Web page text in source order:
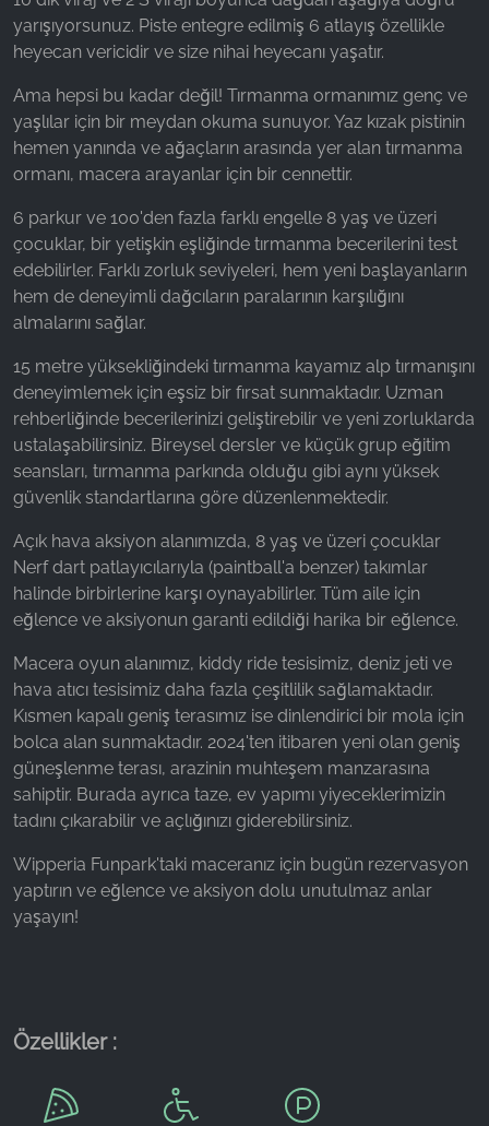
yarışıyorsunuz. Piste entegre edilmiş 6 atlayış özellikle
heyecan vericidir ve size nihai heyecanı yaşatır.
Ama hepsi bu kadar değil! Tırmanma ormanımız genç ve
yaşlılar için bir meydan okuma sunuyor. Yaz kızak pistinin
hemen yanında ve ağaçların arasında yer alan tırmanma
ormanı, macera arayanlar için bir cennettir.
6 parkur ve 100'den fazla farklı engelle 8 yaş ve üzeri
çocuklar, bir yetişkin eşliğinde tırmanma becerilerini test
edebilirler. Farklı zorluk seviyeleri, hem yeni başlayanların
hem de deneyimli dağcıların paralarının karşılığını
almalarını sağlar.
15 metre yüksekliğindeki tırmanma kayamız alp tırmanışını
deneyimlemek için eşsiz bir fırsat sunmaktadır. Uzman
rehberliğinde becerilerinizi geliştirebilir ve yeni zorluklarda
ustalaşabilirsiniz. Bireysel dersler ve küçük grup eğitim
seansları, tırmanma parkında olduğu gibi aynı yüksek
güvenlik standartlarına göre düzenlenmektedir.
Açık hava aksiyon alanımızda, 8 yaş ve üzeri çocuklar
Nerf dart patlayıcılarıyla (paintball'a benzer) takımlar
halinde birbirlerine karşı oynayabilirler. Tüm aile için
eğlence ve aksiyonun garanti edildiği harika bir eğlence.
Macera oyun alanımız, kiddy ride tesisimiz, deniz jeti ve
hava atıcı tesisimiz daha fazla çeşitlilik sağlamaktadır.
Kısmen kapalı geniş terasımız ise dinlendirici bir mola için
bolca alan sunmaktadır. 2024'ten itibaren yeni olan geniş
güneşlenme terası, arazinin muhteşem manzarasına
sahiptir. Burada ayrıca taze, ev yapımı yiyeceklerimizin
tadını çıkarabilir ve açlığınızı giderebilirsiniz.
Wipperia Funpark'taki maceranız için bugün rezervasyon
yaptırın ve eğlence ve aksiyon dolu unutulmaz anlar
yaşayın!
Özellikler :
_fbp, fr, _fbq, fbq
Provider:
Facebook Ireland Ltd.
Purpose:
Reklam ölçümü ve pazarlaması
3 ay - 1 yıl
İstatistik Çerezleri anonim olarak bilgi toplar. Bu
bilgiler, ziyaretçilerimizin web sitemizi nasıl
kullandığını anlamamıza yardımcı olur.
Google Analytics
_ga, _gid, _gac_gb_
Provider:
Google LLC
Purpose:
Web sitesi kullanımına ilişkin istatistiklerin
toplanması
Cookie duration:
24 saat - 2 yıl